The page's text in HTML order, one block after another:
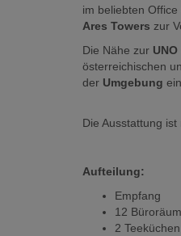
im beliebten
Ares Towers zur
Die Nähe zur
österreichischen
der Umgebung
Die Ausstattung
Aufteilung:
Empfang
12
2 Teeküchen